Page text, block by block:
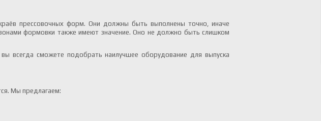
прессовочных форм. Они должны быть выполнены точно, иначе
формовки также имеют значение. Оно не должно быть слишком
всегда сможете подобрать наилучшее оборудование для выпуска
Мы предлагаем: